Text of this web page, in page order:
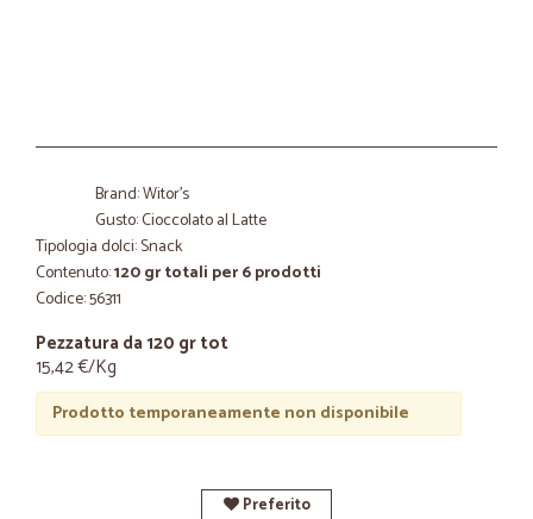
Brand: Witor's
Gusto: Cioccolato al Latte
Tipologia dolci: Snack
Contenuto:120 gr totali per 6 prodotti
Codice: 56311
Pezzatura da 120 gr tot
15,42 €/Kg
Prodotto temporaneamente non disponibile
Preferito